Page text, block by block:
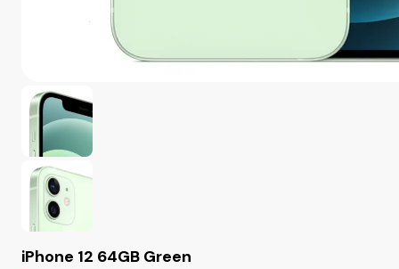
iPhone 12 64GB Green